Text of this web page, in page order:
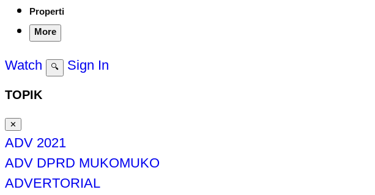
Properti
More
Watch 🔍 Sign In
TOPIK
✕
ADV 2021
ADV DPRD MUKOMUKO
ADVERTORIAL